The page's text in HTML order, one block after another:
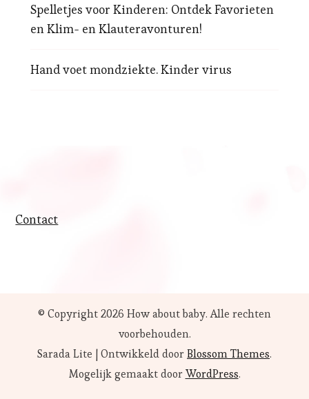
Spelletjes voor Kinderen: Ontdek Favorieten
en Klim- en Klauteravonturen!
Hand voet mondziekte. Kinder virus
Contact
© Copyright 2026 How about baby. Alle rechten
voorbehouden.
Sarada Lite | Ontwikkeld door Blossom Themes.
Mogelijk gemaakt door WordPress.